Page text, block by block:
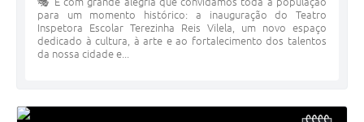
para um momento histórico: a inauguração do Teatro
Inspetora Escolar Terezinha Reis Vilela, um novo espaço
dedicado à cultura, à arte e ao fortalecimento dos talentos
da nossa cidade e...